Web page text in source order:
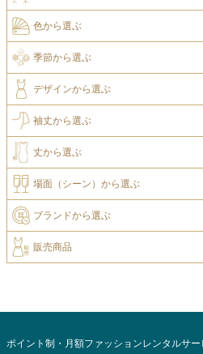
色から選ぶ
季節から選ぶ
デザインから選ぶ
袖丈から選ぶ
丈から選ぶ
場面（シーン）から選ぶ
ブランドから選ぶ
販売商品
ポイント制・月額ファッションレンタルサー